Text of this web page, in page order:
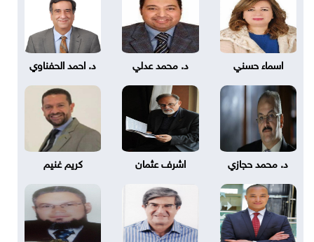
اسماء حسني د. محمد عدلي د. احمد الحفناوي
د. محمد حجازي اشرف عثمان كريم غنيم